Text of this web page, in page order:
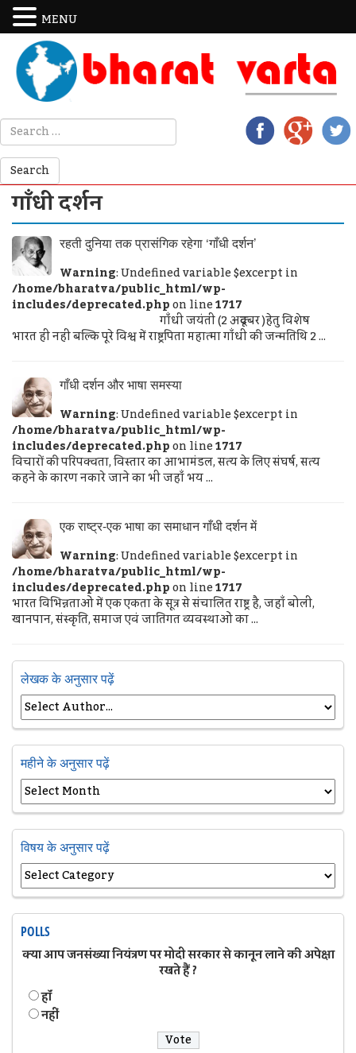
गाँधी दर्शन
रहती दुनिया तक प्रासंगिक रहेगा ‘गाँधी दर्शन’
Warning: Undefined variable $excerpt in
/home/bharatva/public_html/wp-
includes/deprecated.phpon line1717
गाँधी जयंती (2 अक्टूबर )हेतु विशेष
भारत ही नहीं बल्कि पूरे विश्व में राष्ट्रपिता महात्मा गाँधी की जन्मतिथि 2 ...
गाँधी दर्शन और भाषा समस्या
Warning: Undefined variable $excerpt in
/home/bharatva/public_html/wp-
includes/deprecated.phpon line1717
विचारों की परिपक्वता, विस्तार का आभामंडल, सत्य के लिए संघर्ष, सत्य
कहने के कारण नकारे जाने का भी जहाँ भय ...
एक राष्ट्र-एक भाषा का समाधान गाँधी दर्शन में
Warning: Undefined variable $excerpt in
/home/bharatva/public_html/wp-
includes/deprecated.phpon line1717
भारत विभिन्नताओं में एक एकता के सूत्र से संचालित राष्ट्र है, जहाँ बोली,
खानपान, संस्कृति, समाज एवं जातिगत व्यवस्थाओं का ...
लेखक के अनुसार पढ़ें
महीने के अनुसार पढ़ें
विषय के अनुसार पढ़ें
POLLS
क्या आप जनसंख्या नियंत्रण पर मोदी सरकार से कानून लाने की अपेक्षा
रखते हैं ?
हॉं
नहीं
MENU